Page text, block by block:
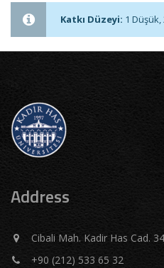
Katkı Düzeyi: 1
Address
Cibali Mah. Kadir Has Cad.
+90 (212) 533 65 32